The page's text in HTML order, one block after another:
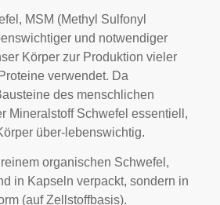
MSM (Methyl Sulfonyl
und notwendiger
Körper zur Produktion vieler
verwendet. Da
des menschlichen
Mineralstoff Schwefel essentiell,
über-lebenswichtig.
organischen Schwefel,
in Kapseln verpackt, sondern in
(auf Zellstoffbasis).